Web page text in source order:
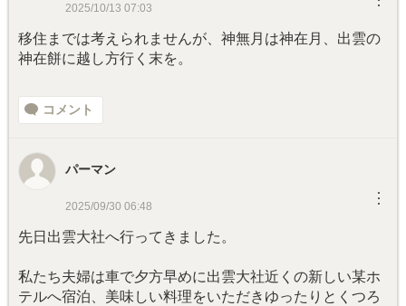
2025/10/13 07:03
移住までは考えられませんが、神無月は神在月、出雲の
神在餅に越し方行く末を。
コメント
パーマン
2025/09/30 06:48 ︙
先日出雲大社へ行ってきました。
私たち夫婦は車で夕方早めに出雲大社近くの新しい某ホ
テルへ宿泊、美味しい料理をいただきゆったりとくつろ